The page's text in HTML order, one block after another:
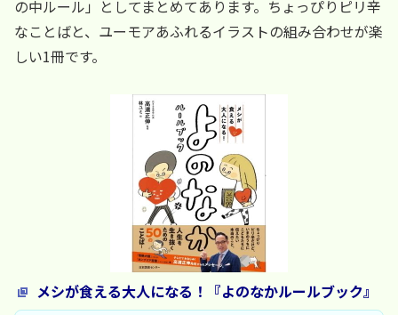
の中ルール」としてまとめてあります。ちょっぴりピリ辛
なことばと、ユーモアあふれるイラストの組み合わせが楽
しい1冊です。
メシが食える大人になる！『よのなかルールブック』